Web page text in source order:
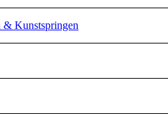
& Kunstspringen